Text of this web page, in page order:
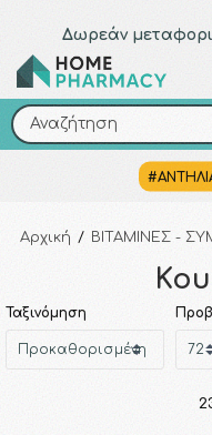
Δωρεάν
Αναζήτηση
Αρχική / ΒΙΤΑΜΙΝΕΣ -
Ταξινόμηση